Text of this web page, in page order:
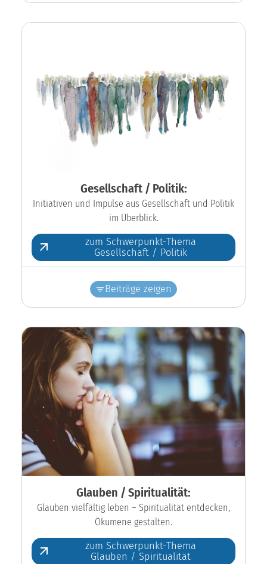
Gesellschaft / Politik:
Initiativen und Impulse aus Gesellschaft und Politik
im Überblick.
zum Schwerpunkt-Thema
Gesellschaft / Politik
Beiträge zeigen
Glauben / Spiritualität:
Glauben vielfältig leben – Spiritualität entdecken,
Ökumene gestalten.
zum Schwerpunkt-Thema
Glauben / Spiritualität